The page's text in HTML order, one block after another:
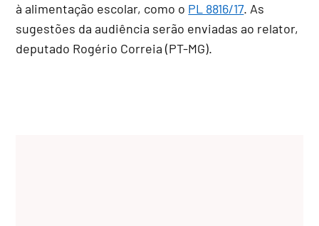
à alimentação escolar, como o PL 8816/17. As
sugestões da audiência serão enviadas ao relator,
deputado Rogério Correia (PT-MG).